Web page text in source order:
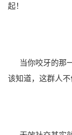
起！
当你咬牙的那一
该知道，这群人不